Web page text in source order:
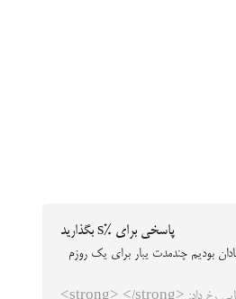
پاسخی برای %s بگذارید
بودیم چندمدت یبار برای یک روزم